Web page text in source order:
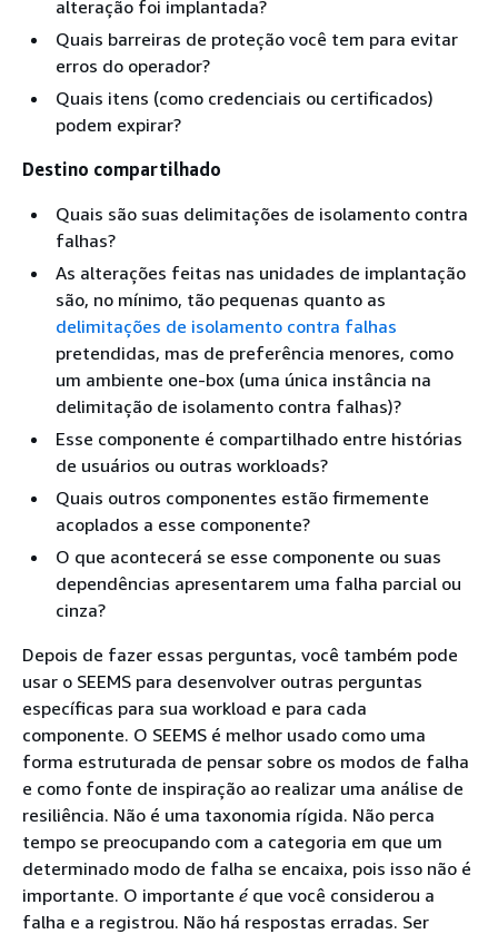
alteração foi implantada?
Quais barreiras de proteção você tem para evitar
erros do operador?
Quais itens (como credenciais ou certificados)
podem expirar?
Destino compartilhado
Quais são suas delimitações de isolamento contra
falhas?
As alterações feitas nas unidades de implantação
são, no mínimo, tão pequenas quanto as
delimitações de isolamento contra falhas
pretendidas, mas de preferência menores, como
um ambiente one-box (uma única instância na
delimitação de isolamento contra falhas)?
Esse componente é compartilhado entre histórias
de usuários ou outras workloads?
Quais outros componentes estão firmemente
acoplados a esse componente?
O que acontecerá se esse componente ou suas
dependências apresentarem uma falha parcial ou
cinza?
Depois de fazer essas perguntas, você também pode
usar o SEEMS para desenvolver outras perguntas
específicas para sua workload e para cada
componente. O SEEMS é melhor usado como uma
forma estruturada de pensar sobre os modos de falha
e como fonte de inspiração ao realizar uma análise de
resiliência. Não é uma taxonomia rígida. Não perca
tempo se preocupando com a categoria em que um
determinado modo de falha se encaixa, pois isso não é
importante. O importante éque você considerou a
falha e a registrou. Não há respostas erradas. Ser